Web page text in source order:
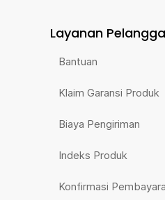
Layanan
Bantuan
Klaim Garansi Produk
Biaya Pengiriman
Indeks Produk
Konfirmasi